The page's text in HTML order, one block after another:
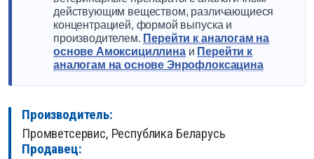
действующим веществом, различающиеся
концентрацией, формой выпуска и
производителем. Перейти к аналогам на
основе Амоксициллинаи Перейти к
аналогам на основе Энрофлоксацина
Производитель:
Промветсервис, Республика Беларусь
Продавец: